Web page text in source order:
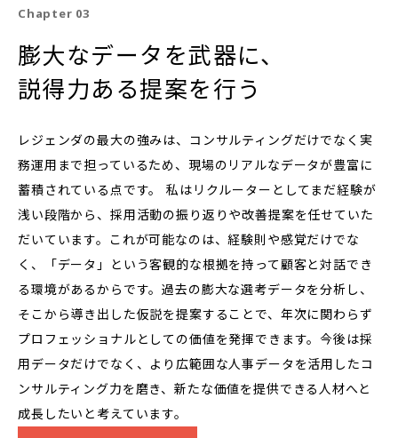
Chapter 03
膨大なデータを武器に、
説得力ある提案を行う
レジェンダの最大の強みは、コンサルティングだけでなく実
務運用まで担っているため、現場のリアルなデータが豊富に
蓄積されている点です。 私はリクルーターとしてまだ経験が
浅い段階から、採用活動の振り返りや改善提案を任せていた
だいています。これが可能なのは、経験則や感覚だけでな
く、「データ」という客観的な根拠を持って顧客と対話でき
る環境があるからです。過去の膨大な選考データを分析し、
そこから導き出した仮説を提案することで、年次に関わらず
プロフェッショナルとしての価値を発揮できます。今後は採
用データだけでなく、より広範囲な人事データを活用したコ
ンサルティング力を磨き、新たな価値を提供できる人材へと
成長したいと考えています。